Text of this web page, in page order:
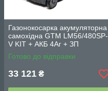
Газонокосарка акумуляторна
самохідна GTM LM56/480SP-
V KIT + АКБ 4Аг + ЗП
Готово до відправки
33 121 ₴